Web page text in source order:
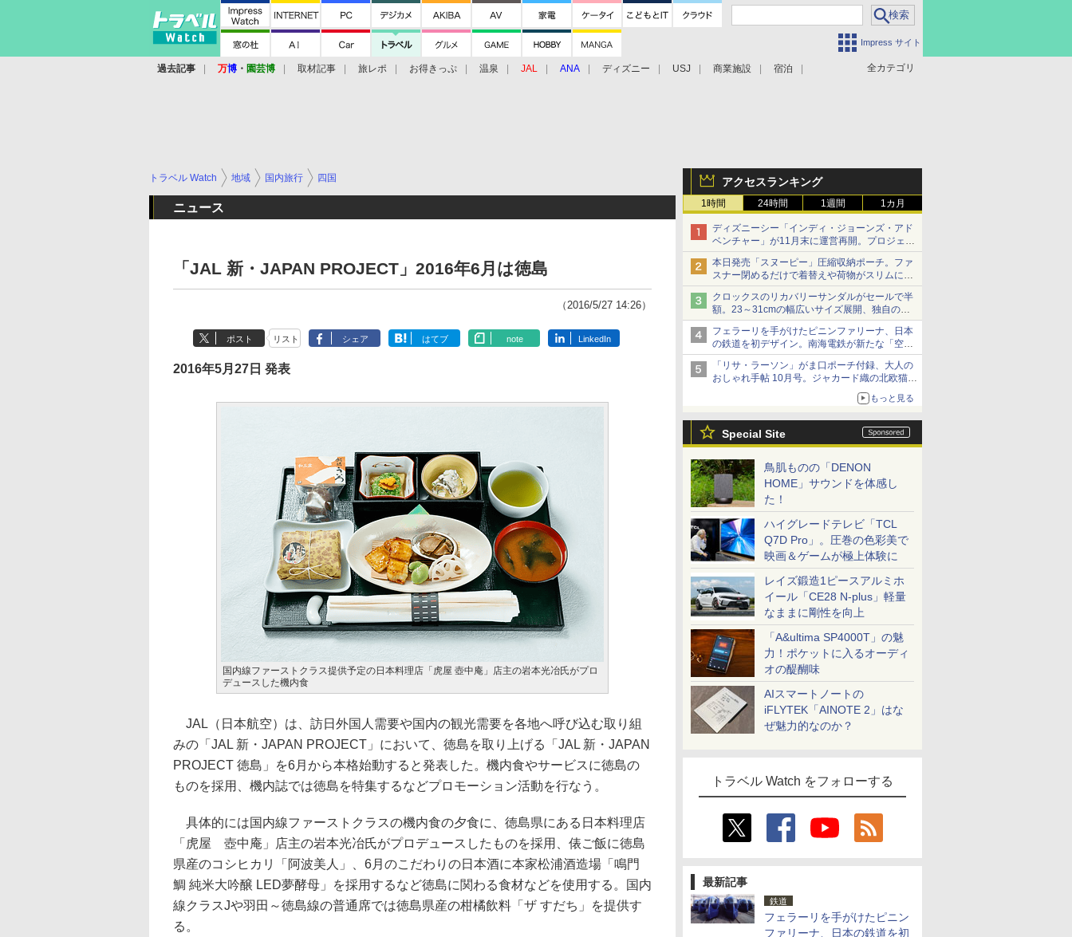
Impress サイト
全カテゴリ
過去記事 万博 ・ 園芸博 取材記事 旅レポ お得きっぷ 温泉 JAL ANA ディズニー USJ 商業施設 宿泊
アクセスランキング
1時間 24時間 1週間 1カ月
ディズニーシー「インディ・ジョーンズ・アド
ベンチャー」が11月末に運営再開。プロジェク
ションマッピングを追加、DPAは1500円
本日発売「スヌーピー」圧縮収納ポーチ。ファ
スナー閉めるだけで着替えや荷物がスリムにま
とまる
クロックスのリカバリーサンダルがセールで半
額。23～31cmの幅広いサイズ展開、独自のク
ッション素材を採用
フェラーリを手がけたピニンファリーナ、日本
の鉄道を初デザイン。南海電鉄が新たな「空港
特急」をなにわ筋線へ導入
「リサ・ラーソン」がま口ポーチ付録、大人の
おしゃれ手帖 10月号。ジャカード織の北欧猫デ
もっと見る
Special Site
鳥肌ものの「DENON
HOME」サウンドを体感し
た！
ハイグレードテレビ「TCL
Q7D Pro」。圧巻の色彩美で
映画＆ゲームが極上体験に
レイズ鍛造1ピースアルミホ
イール「CE28 N-plus」軽量
なままに剛性を向上
「A&ultima SP4000T」の魅
力！ポケットに入るオーディ
オの醍醐味
AIスマートノートの
iFLYTEK「AINOTE 2」はな
ぜ魅力的なのか？
トラベル Watch をフォローする
最新記事
鉄道
フェラーリを手がけたピニン
ファリーナ、日本の鉄道を初
トラベル Watch 地域 国内旅行 四国
ニュース
「JAL 新・JAPAN PROJECT」2016年6月は徳島
（2016/5/27 14:26）
ポスト リスト シェア はてブ note LinkedIn
2016年5月27日 発表
国内線ファーストクラス提供予定の日本料理店「虎屋 壺中庵」店主の岩本光冶氏がプロ
デュースした機内食
JAL（日本航空）は、訪日外国人需要や国内の観光需要を各地へ呼び込む取り組
みの「JAL 新・JAPAN PROJECT」において、徳島を取り上げる「JAL 新・JAPAN
PROJECT 徳島」を6月から本格始動すると発表した。機内食やサービスに徳島の
ものを採用、機内誌では徳島を特集するなどプロモーション活動を行なう。
具体的には国内線ファーストクラスの機内食の夕食に、徳島県にある日本料理店
「虎屋 壺中庵」店主の岩本光冶氏がプロデュースしたものを採用、俵ご飯に徳島
県産のコシヒカリ「阿波美人」、6月のこだわりの日本酒に本家松浦酒造場「鳴門
鯛 純米大吟醸 LED夢酵母」を採用するなど徳島に関わる食材などを使用する。国内
線クラスJや羽田～徳島線の普通席では徳島県産の柑橘飲料「ザ すだち」を提供す
る。